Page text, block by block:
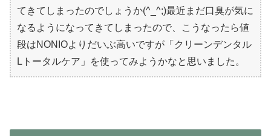
てきてしまったのでしょうか(^_^;)最近まだ口臭が気に
なるようになってきてしまったので、こうなったら値
段はNONIOよりだいぶ高いですが「クリーンデンタル
Lトータルケア」を使ってみようかなと思いました。